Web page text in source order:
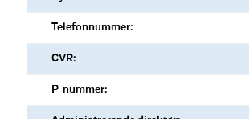
Telefonnummer:
CVR:
P-nummer: